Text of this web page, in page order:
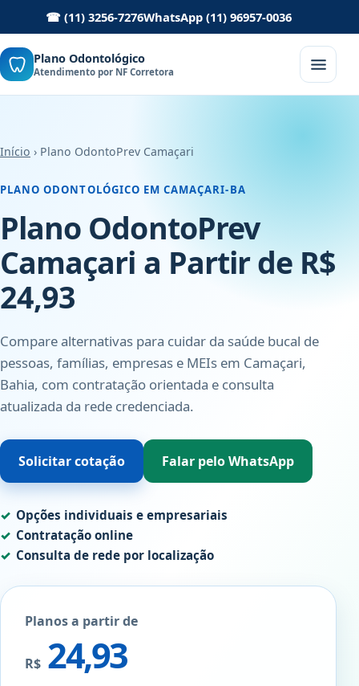
☎ (11) 3256-7276WhatsApp (11) 96957-0036
Plano Odontológico
Atendimento por NF Corretora
Início › Plano OdontoPrev Camaçari
PLANO ODONTOLÓGICO EM CAMAÇARI-BA
Plano OdontoPrev
Camaçari a Partir de R$
24,93
Compare alternativas para cuidar da saúde bucal de
pessoas, famílias, empresas e MEIs em Camaçari,
Bahia, com contratação orientada e consulta
atualizada da rede credenciada.
Solicitar cotação Falar pelo WhatsApp
Opções individuais e empresariais
Contratação online
Consulta de rede por localização
Planos a partir de
R$ 24,93